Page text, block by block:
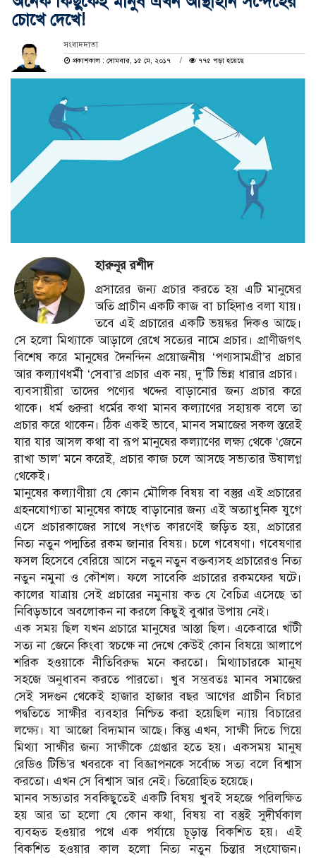
চোখে দেখে!
সংবাদদাতা
প্রকাশকাল : সোমবার, ১৫ মে, ২০১৭
৭৭৫ পড়া হয়েছে
হারুনূর রশীদ
প্রসারের জন্য প্রচার করতে হয় এটি মানুষের
অতি প্রাচীন একটি কাজ বা চাহিদাও বলা যায়।
তবে এই প্রচারের একটি ভয়ঙ্কর দিকও আছে।
সে হলো মিথ্যাকে আড়ালে রেখে সত্যের নামে প্রচার। প্রাণীজগৎ
বিশেষ করে মানুষের দৈনন্দিন প্রয়োজনীয় ‘পণ্যসামগ্রী’র প্রচার
আর কল্যাণধর্মী ‘সেবা’র প্রচার এক নয়, দু’টি ভিন্ন ধারার প্রচার।
ব্যবসায়ীরা তাদের পণ্যের খদ্দের বাড়ানোর জন্য প্রচার করে
থাকে। ধর্ম গুরুরা ধর্মের কথা মানব কল্যাণের সহায়ক বলে তা
প্রচার করে থাকেন। ঠিক একই ভাবে, মানব সমাজের সকল স্তরেই
যার যার আসল কথা বা রূপ মানুষের কল্যাণের লক্ষ্য থেকে ‘জেনে
রাখা ভাল’ মনে করেই, প্রচার কাজ চলে আসছে সভ্যতার উষালগ্ন
থেকেই।
মানুষের কল্যাণীয়া যে কোন মৌলিক বিষয় বা বস্তুর এই প্রচারের
গ্রহনযোগ্যতা মানুষের কাছে বাড়ানোর জন্য এই অত্যাধুনিক যুগে
এসে প্রচারকাজের সাথে সংগত কারণেই জড়িত হয়, প্রচারের
নিত্য নতুন পদ্মতির রকম জানার বিষয়। চলে গবেষণা। গবেষণার
ফসল হিসেবে বেরিয়ে আসে নতুন নতুন বক্তব্যসহ প্রচারেরও নিত্য
নতুন নমুনা ও কৌশল। ফলে সাবেকি প্রচারের রকমফের ঘটে।
কালের যাত্রায় সেই প্রচারের নমুনায় কত যে বৈচিত্র এসেছে তা
নিবিড়ভাবে অবলোকন না করলে কিছুই বুঝার উপায় নেই।
এক সময় ছিল যখন প্রচারে মানুষের আস্তা ছিল। একেবারে খাঁটী
সত্য না জেনে কিংবা স্বচক্ষে না দেখে কেউই কোন বিষয়ে আলাপে
শরিক হওয়াকে নীতিবিরুদ্ধ মনে করতো। মিথ্যাচারকে মানুষ
সহজে অনুধাবন করতে পারতো। খুব সম্ভবতঃ মানব সমাজের
সেই সদগুন থেকেই হাজার হাজার বছর আগের প্রাচীন বিচার
পদ্বতিতে সাক্ষীর ব্যবহার নিশ্চিত করা হয়েছিল ন্যায় বিচারের
লক্ষ্যে। যা আজো বিদ্যমান আছে। কিন্তু এখন, সাক্ষী দিতে গিয়ে
মিথ্যা সাক্ষীর জন্য সাক্ষীকে গ্রেপ্তার হতে হয়। একসময় মানুষ
রেডিও টিভি’র খবরকে বা বিজ্ঞাপনকে সর্বোচ্চ সত্য বলে বিশ্বাস
করতো। এখন সে বিশ্বাস আর নেই। তিরোহিত হয়েছে।
মানব সভ্যতার সবকিছুতেই একটি বিষয় খুবই সহজে পরিলক্ষিত
হয় আর তা হলো যে কোন কথা, বিষয় বা বস্তুই সুদীর্ঘকাল
ব্যবহৃত হওয়ার পথে এক পর্যায়ে চূড়ান্ত বিকশিত হয়। এই
বিকশিত হওয়ার কাল হলো নিত্য নতুন চিন্তার সংযোজন।